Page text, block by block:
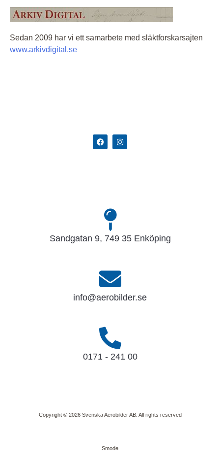
Sedan 2009 har vi ett samarbete med släktforskarsajten
www.arkivdigital.se
Sandgatan 9, 749 35 Enköping
info@aerobilder.se
0171 - 241 00
Copyright © 2026 Svenska Aerobilder AB. All rights reserved
Smode